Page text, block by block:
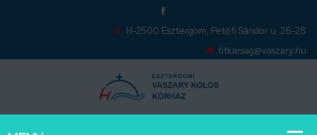
H-2500 Esztergom, Petőfi Sándor u. 26-28
titkarsag@vaszary.hu